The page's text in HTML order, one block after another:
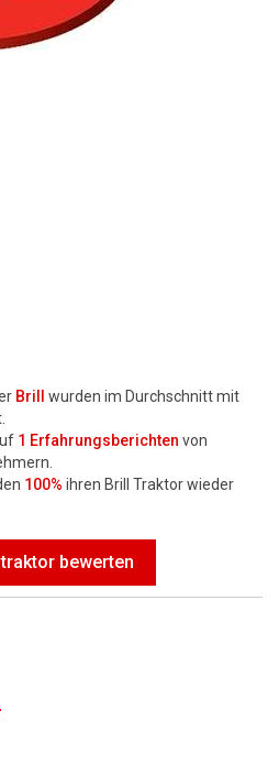
Brill
wurden im Durchschnitt mit
1 Erfahrungsberichten von
100% ihren Brill Traktor wieder
bewerten